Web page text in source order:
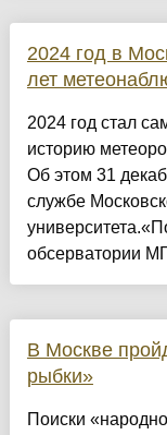
2024 год в
лет
2024 год стал
историю
Об этом 31
службе
обсерватории
В Москве
рыбки»
Поиски